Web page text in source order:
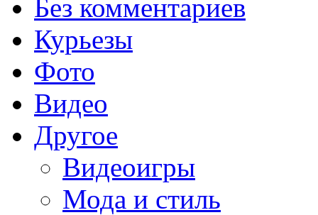
Без комментариев
Курьезы
Фото
Видео
Другое
Видеоигры
Мода и стиль